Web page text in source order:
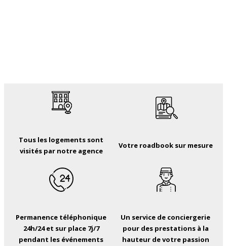
Tous les logements sont
visités par notre agence
Votre roadbook sur mesure
Permanence téléphonique
24h/24 et sur place 7j/7
pendant les événements
Un service de conciergerie
pour des prestations à la
hauteur de votre passion